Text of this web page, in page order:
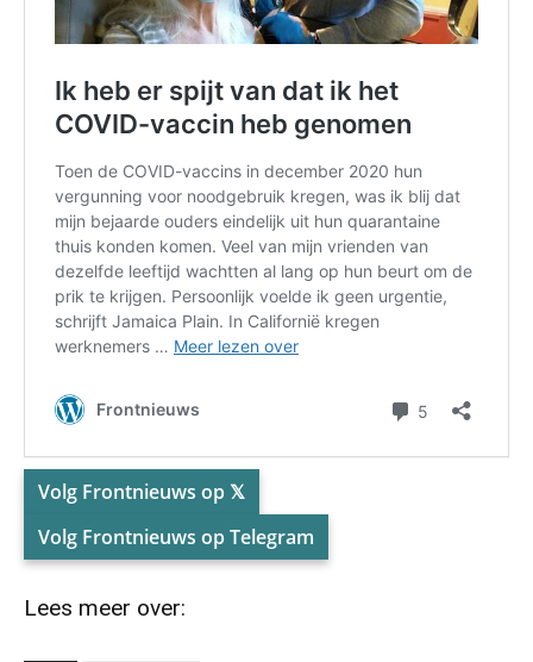
Volg Frontnieuws op 𝕏
Volg Frontnieuws op Telegram
Lees meer over: